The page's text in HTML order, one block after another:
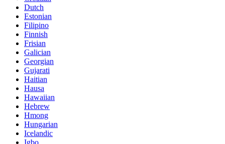
Dutch
Estonian
Filipino
Finnish
Frisian
Galician
Georgian
Gujarati
Haitian
Hausa
Hawaiian
Hebrew
Hmong
Hungarian
Icelandic
Igbo